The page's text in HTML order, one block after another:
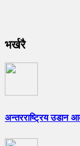
भर्खरै
अन्तरराष्ट्रिय उडान